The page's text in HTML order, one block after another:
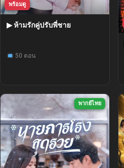
พร้อมดู
▶ ห้ามรักคู่ปรับพี่ชาย
50 ตอน
พากย์ไทย